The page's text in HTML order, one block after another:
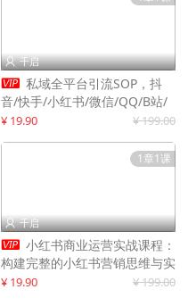
 千启
 私域全平台引流SOP，抖
音/快手/小红书/微信/QQ/B站/
闲鱼等，技术合集，高效转化公
¥ 19.90 ¥ 199.00
1章1课
 千启
 小红书商业运营实战课程：
构建完整的小红书营销思维与实
战能力，案例店铺月销破百万！
¥ 19.90 ¥ 199.00